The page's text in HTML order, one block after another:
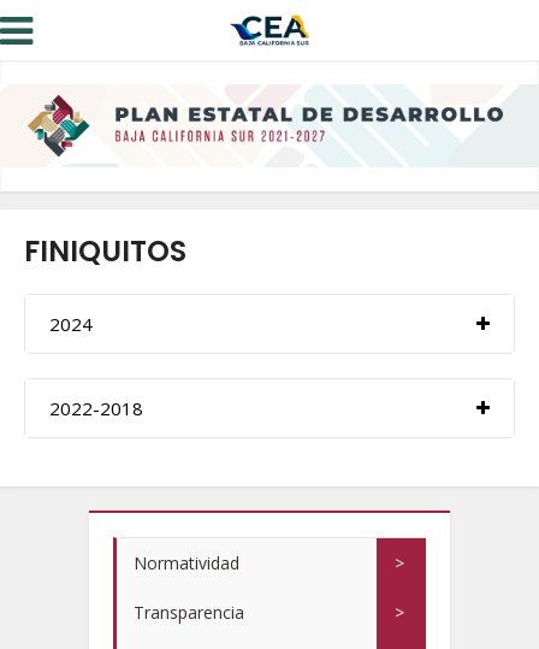
FINIQUITOS
2024
2022-2018
Normatividad >
Transparencia >